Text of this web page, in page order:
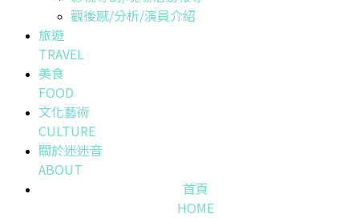
觀後感/分析/演員介紹
旅遊
TRAVEL
美食
FOOD
文化藝術
CULTURE
關於迷迷音
ABOUT
首頁
HOME